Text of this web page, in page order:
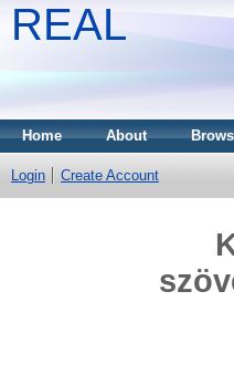
REAL
Home About
Login Create Account